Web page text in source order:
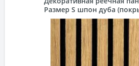
Размер S шпон дуба